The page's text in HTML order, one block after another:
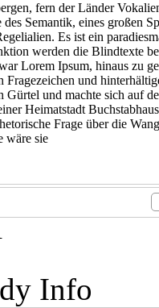
fern der Länder
des Semantik, eines großen
Es ist ein
werden die Blindtexte
Lorem Ipsum, hinaus zu
und
und machte sich auf
Heimatstadt
Frage über die
wäre sie
Info